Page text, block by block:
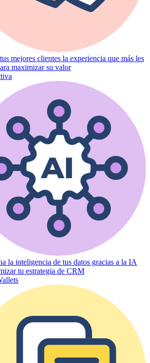
mejores clientes la experiencia que más les
maximizar su valor
la inteligencia de tus datos gracias a la IA
tu estrategia de CRM